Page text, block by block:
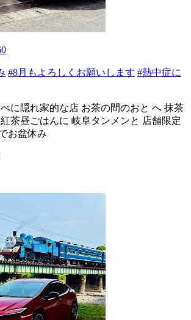
#8月もよろしくお願いします #熱中症に
に隠れ家的な店 お茶の間のおと へ 抹茶
茶昼ごはんに 岐阜タンメンと 店舗限定
お盆休み